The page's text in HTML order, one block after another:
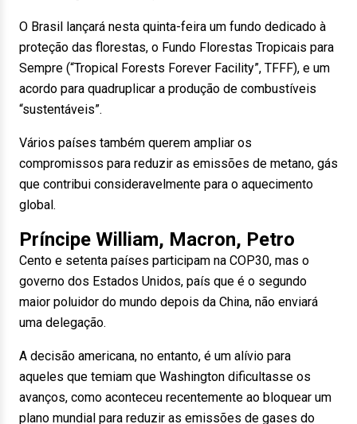
O Brasil lançará nesta quinta-feira um fundo dedicado à
proteção das florestas, o Fundo Florestas Tropicais para
Sempre (“Tropical Forests Forever Facility”, TFFF), e um
acordo para quadruplicar a produção de combustíveis
“sustentáveis”.
Vários países também querem ampliar os
compromissos para reduzir as emissões de metano, gás
que contribui consideravelmente para o aquecimento
global.
Príncipe William, Macron, Petro
Cento e setenta países participam na COP30, mas o
governo dos Estados Unidos, país que é o segundo
maior poluidor do mundo depois da China, não enviará
uma delegação.
A decisão americana, no entanto, é um alívio para
aqueles que temiam que Washington dificultasse os
avanços, como aconteceu recentemente ao bloquear um
plano mundial para reduzir as emissões de gases do